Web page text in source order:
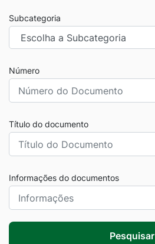
Subcategoria
Número
Título do documento
Informações do documentos
Pesquisar